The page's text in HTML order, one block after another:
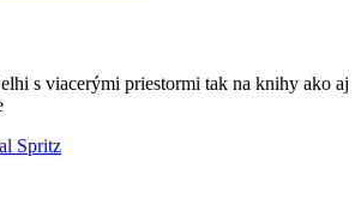
s viacerými priestormi tak na knihy ako aj